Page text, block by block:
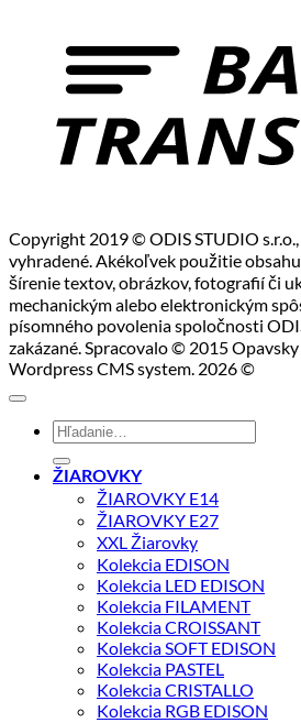
Copyright 2019 © ODIS STUDIO
vyhradené. Akékoľvek použitie
šírenie textov, obrázkov, fotografií či
mechanickým alebo elektronickým
písomného povolenia spoločnosti
zakázané. Spracovalo © 2015
Wordpress CMS system. 2026 ©
Hľadať:
ŽIAROVKY
ŽIAROVKY E14
ŽIAROVKY E27
XXL Žiarovky
Kolekcia EDISON
Kolekcia LED EDISON
Kolekcia FILAMENT
Kolekcia CROISSANT
Kolekcia SOFT EDISON
Kolekcia PASTEL
Kolekcia CRISTALLO
Kolekcia RGB EDISON